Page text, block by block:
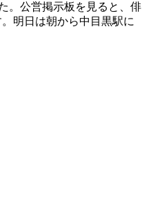
。公営掲示板を見ると、俳
明日は朝から中目黒駅に